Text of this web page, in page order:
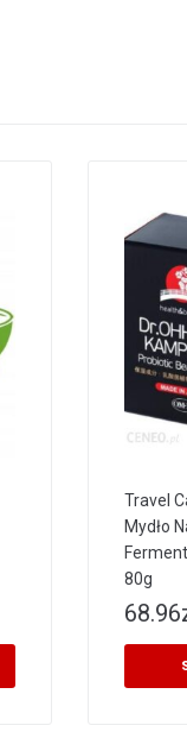
Travel
Mydło
80g
68.96